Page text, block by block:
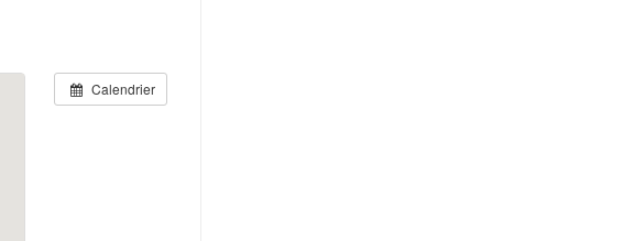
Calendrier